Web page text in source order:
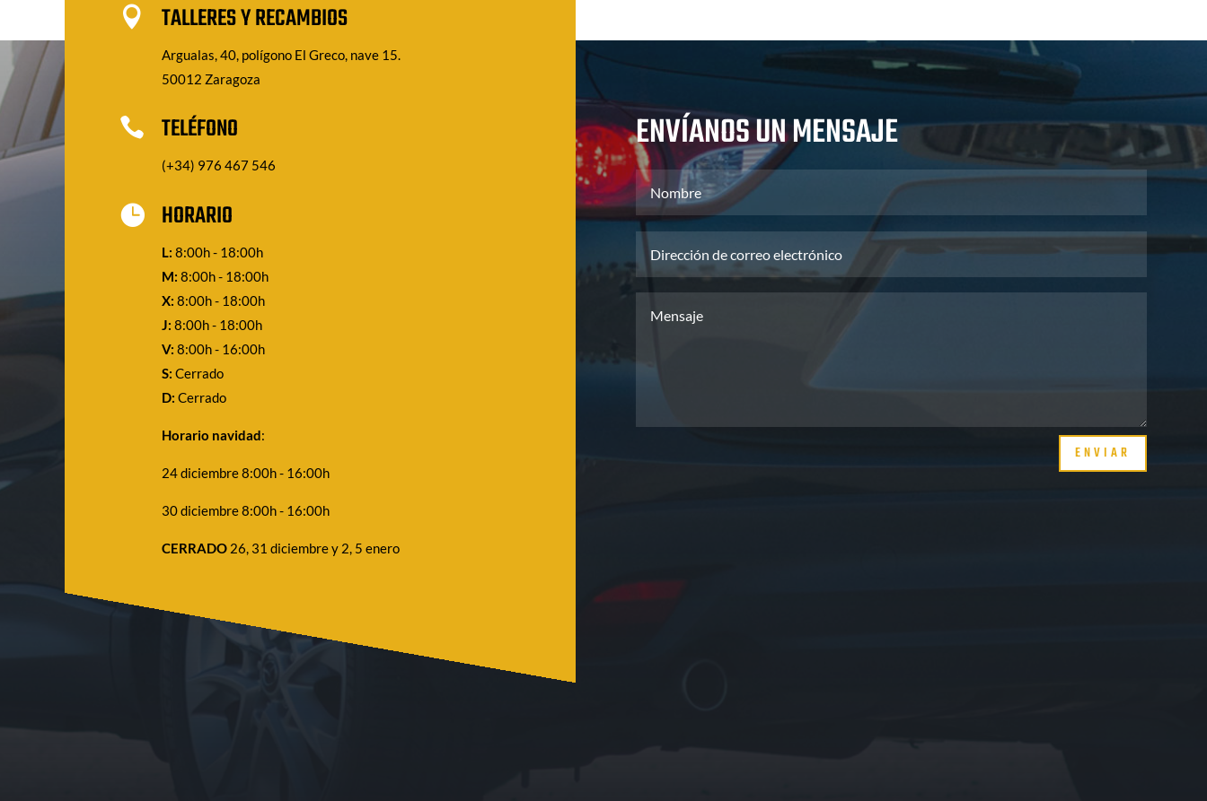
 TALLERES Y RECAMBIOS
Argualas, 40, polígono El Greco, nave 15.
50012 Zaragoza
 TELÉFONO
(+34) 976 467 546
 HORARIO
L: 8:00h - 18:00h
M: 8:00h - 18:00h
X: 8:00h - 18:00h
J: 8:00h - 18:00h
V: 8:00h - 16:00h
S: Cerrado
D: Cerrado
Horario navidad:
24 diciembre 8:00h - 16:00h
30 diciembre 8:00h - 16:00h
CERRADO 26, 31 diciembre y 2, 5 enero
ENVÍANOS UN MENSAJE
ENVIAR